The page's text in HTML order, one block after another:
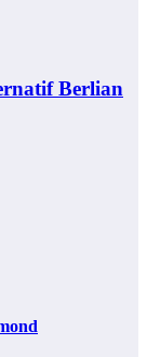
Berlian